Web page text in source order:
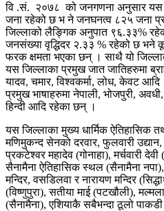
वि .सं. २०७८ को जनगणना अनुसार
जना रहेको छ भ ने जनघनत्व ८२५ जना
जिल्लाको लैङ्गिक अनुपात ९६.३३%
जनसंख्या वृद्धिदर २.३३ % रहेको छ
फरक क्षमता भएका छन् । साथै यो
यस जिल्लाका प्रमुख जात जातिहरुमा
यादव, चमार, विश्वकर्मा, लोध, केवट
प्रमुख भाषाहरुमा नेपाली, भोजपुरी,
हिन्दी आदि रहेका छन् ।
यस जिल्लाका मुख्य धार्मिक ऐतिहासिक
मणिमुकन्द सेनको दरवार, फुलवारी
प्रकटेश्वर महादेव (गोनाहा), मर्चवारी
सैनामैना ऐतिहासिक स्थल (सैनामैना
मन्दिर, वसडिलवा र नारायण मन्दिर
(विष्णुपुरा), सतीया माई (पटखौली),
(सैनामैना), एशियाकै सबैभन्दा ठूलो पाकडी